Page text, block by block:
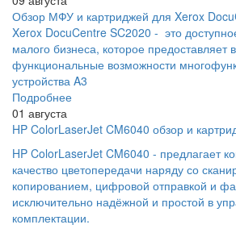
Обзор МФУ и картриджей для Xerox
Xerox DocuCentre SC2020 - это
малого бизнеса, которое предоставляет
функциональные возможности
устройства A3
Подробнее
01 августа
HP ColorLaserJet CM6040 обзор и
HP ColorLaserJet CM6040 - предлагает
качество цветопередачи наряду со
копированием, цифровой отправкой и
исключительно надёжной и простой в
комплектации.